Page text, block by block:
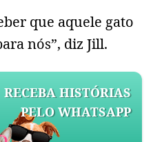
que aquele gato
nós”, diz Jill.
RECEBA HISTÓRIAS
PELO WHATSAPP